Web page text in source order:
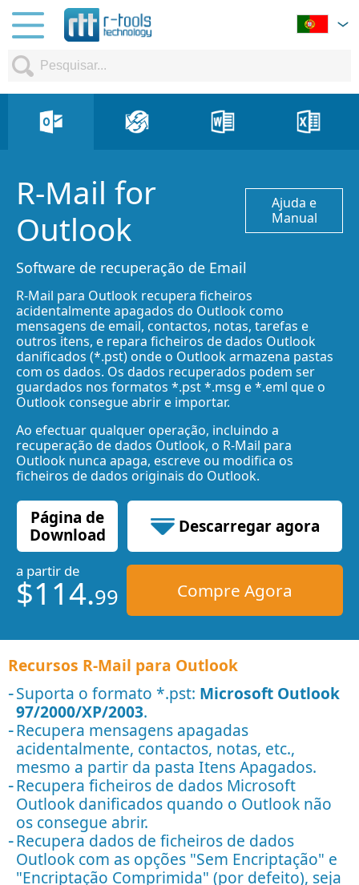
R-Mail for
Outlook
Ajuda e
Manual
Software de recuperação de Email
R-Mail para Outlook recupera ficheiros
acidentalmente apagados do Outlook como
mensagens de email, contactos, notas, tarefas e
outros itens, e repara ficheiros de dados Outlook
danificados (*.pst) onde o Outlook armazena pastas
com os dados. Os dados recuperados podem ser
guardados nos formatos *.pst *.msg e *.eml que o
Outlook consegue abrir e importar.
Ao efectuar qualquer operação, incluindo a
recuperação de dados Outlook, o R-Mail para
Outlook nunca apaga, escreve ou modifica os
ficheiros de dados originais do Outlook.
Página de
Download
Descarregar agora
a partir de
$114.99 Compre Agora
Recursos R-Mail para Outlook
Suporta o formato *.pst: Microsoft Outlook
97/2000/XP/2003.
Recupera mensagens apagadas
acidentalmente, contactos, notas, etc.,
mesmo a partir da pasta Itens Apagados.
Recupera ficheiros de dados Microsoft
Outlook danificados quando o Outlook não
os consegue abrir.
Recupera dados de ficheiros de dados
Outlook com as opções "Sem Encriptação" e
"Encriptação Comprimida" (por defeito), seja